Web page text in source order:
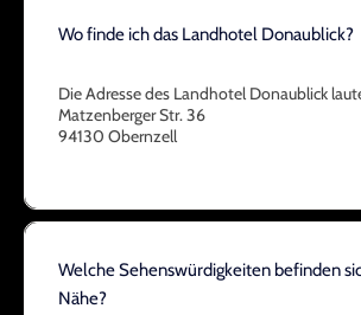
Wo finde ich das Landhotel Donaublick?
Die Adresse des Landhotel Donaublick
Matzenberger Str. 36
94130 Obernzell
Welche Sehenswürdigkeiten befinden
Nähe?